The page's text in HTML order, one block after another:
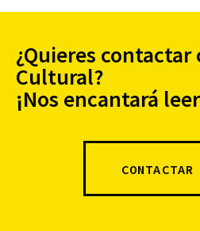
¿Quieres contactar
Cultural?
¡Nos encantará